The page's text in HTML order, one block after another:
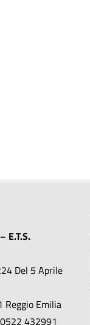
E.T.S.
Del 5 Aprile
Reggio Emilia
432991